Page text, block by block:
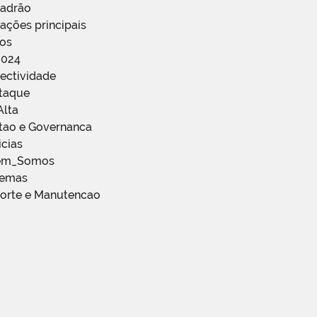
principais
e Governanca
e Manutencao